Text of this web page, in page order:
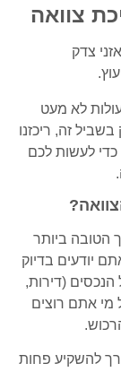
צוואה
לא מעט
זה, ריכזנו
כדי לעשות לכם
הטובה ביותר
יודעים בדיוק
(דירות,
מי אתם רוצים
להשקיע פחות